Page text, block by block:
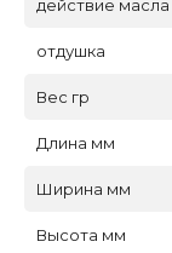
действие масла
отдушка
Вес гр
Длина мм
Ширина мм
Высота мм